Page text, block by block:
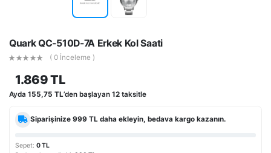
Quark QC-510D-7A Erkek Kol Saati
( 0 İnceleme )
1.869 TL
Ayda 155,75 TL’den başlayan 12 taksitle
Siparişinize999 TL daha ekleyin, bedava kargo kazanın.
Sepet: 0 TL